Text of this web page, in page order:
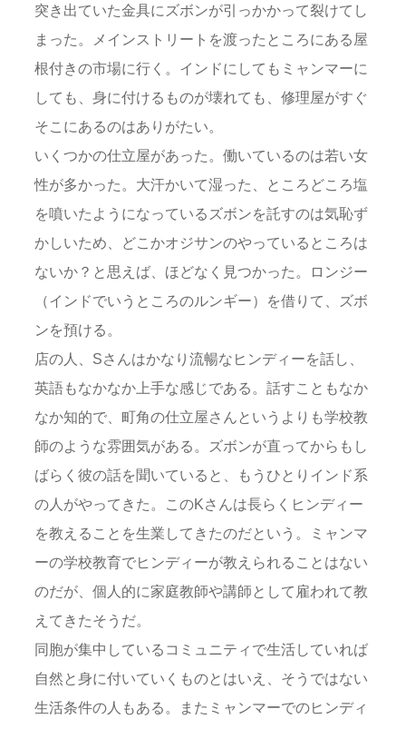
突き出ていた金具にズボンが引っかかって裂けてし
まった。メインストリートを渡ったところにある屋
根付きの市場に行く。インドにしてもミャンマーに
しても、身に付けるものが壊れても、修理屋がすぐ
そこにあるのはありがたい。
いくつかの仕立屋があった。働いているのは若い女
性が多かった。大汗かいて湿った、ところどころ塩
を噴いたようになっているズボンを託すのは気恥ず
かしいため、どこかオジサンのやっているところは
ないか？と思えば、ほどなく見つかった。ロンジー
（インドでいうところのルンギー）を借りて、ズボ
ンを預ける。
店の人、Sさんはかなり流暢なヒンディーを話し、
英語もなかなか上手な感じである。話すこともなか
なか知的で、町角の仕立屋さんというよりも学校教
師のような雰囲気がある。ズボンが直ってからもし
ばらく彼の話を聞いていると、もうひとりインド系
の人がやってきた。このKさんは長らくヒンディー
を教えることを生業してきたのだという。ミャンマ
ーの学校教育でヒンディーが教えられることはない
のだが、個人的に家庭教師や講師として雇われて教
えてきたそうだ。
同胞が集中しているコミュニティで生活していれば
自然と身に付いていくものとはいえ、そうではない
生活条件の人もある。またミャンマーでのヒンディ